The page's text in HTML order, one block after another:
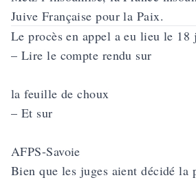
Juive Française pour la Paix.
Le procès en appel a eu lieu le 18
– Lire le compte rendu sur
la feuille de choux
– Et sur
AFPS-Savoie
Bien que les juges aient décidé la